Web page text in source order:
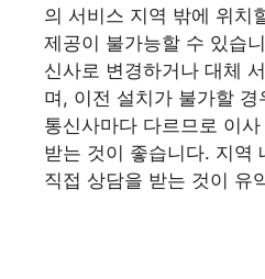
의 서비스 지역 밖에 위치
제공이 불가능할 수 있습
신사로 변경하거나 대체
며, 이전 설치가 불가할
통신사마다 다르므로 이
받는 것이 좋습니다. 지역
직접 상담을 받는 것이 유